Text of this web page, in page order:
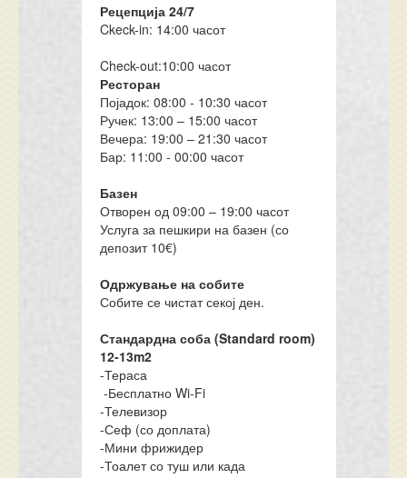
Рецепција 24/7
Ckeck-in: 14:00 часот
Check-out:10:00 часот
Ресторан
Појадок: 08:00 - 10:30 часот
Ручек: 13:00 – 15:00 часот
Вечера: 19:00 – 21:30 часот
Бар: 11:00 - 00:00 часот
Базен
Отворен од 09:00 – 19:00 часот
Услуга за пешкири на базен (со
депозит 10€)
Одржување на собите
Собите се чистат секој ден.
Стандардна соба (Standard room)
12-13m2
-Тераса
-Бесплатно Wi-Fi
-Телевизор
-Сеф (со доплата)
-Мини фрижидер
-Тоалет со туш или када